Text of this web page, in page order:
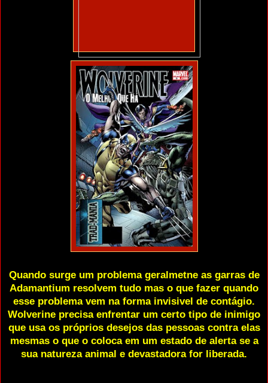
Quando surge um problema geralmetne as garras de
Adamantium resolvem tudo mas o que fazer quando
esse problema vem na forma invisivel de contágio.
Wolverine precisa enfrentar um certo tipo de inimigo
que usa os próprios desejos das pessoas contra elas
mesmas o que o coloca em um estado de alerta se a
sua natureza animal e devastadora for liberada.